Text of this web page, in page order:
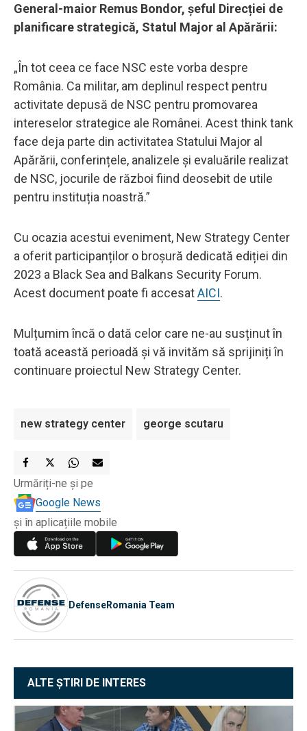
General-maior Remus Bondor, șeful Direcției de
planificare strategică, Statul Major al Apărării:
„În tot ceea ce face NSC este vorba despre
România. Ca militar, am deplinul respect pentru
activitate depusă de NSC pentru promovarea
intereselor strategice ale Românei. Acest think tank
face deja parte din activitatea Statului Major al
Apărării, conferințele, analizele și evaluările realizat
de NSC, jocurile de război fiind deosebit de utile
pentru instituția noastră.”
Cu ocazia acestui eveniment, New Strategy Center
a oferit participanților o broșură dedicată ediției din
2023 a Black Sea and Balkans Security Forum.
Acest document poate fi accesatAICI.
Mulțumim încă o dată celor care ne-au susținut în
toată această perioadă și vă invităm să sprijiniți în
continuare proiectul New Strategy Center.
new strategy center george scutaru
Urmăriți-ne și pe
Google News
și în aplicațiile mobile
DefenseRomania Team
ALTE ȘTIRI DE INTERES